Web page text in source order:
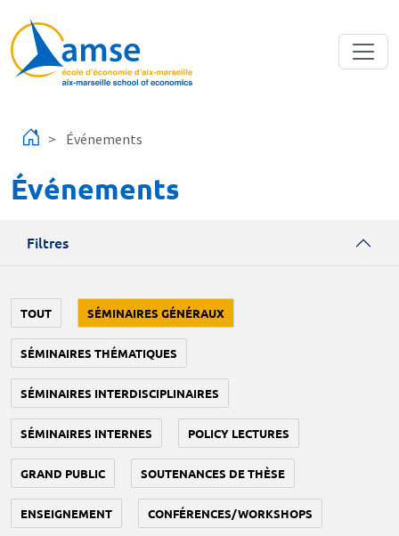
Événements
Événements
Filtres
TOUT SÉMINAIRES GÉNÉRAUX
SÉMINAIRES THÉMATIQUES
SÉMINAIRES INTERDISCIPLINAIRES
SÉMINAIRES INTERNES POLICY LECTURES
GRAND PUBLIC SOUTENANCES DE THÈSE
ENSEIGNEMENT CONFÉRENCES/WORKSHOPS